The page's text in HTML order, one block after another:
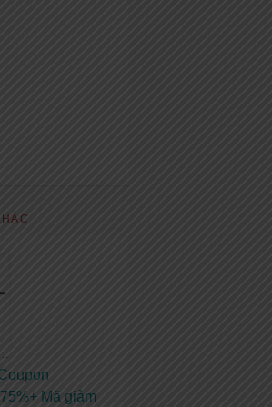
Tất cả coupon của Hostinger
Mã giảm